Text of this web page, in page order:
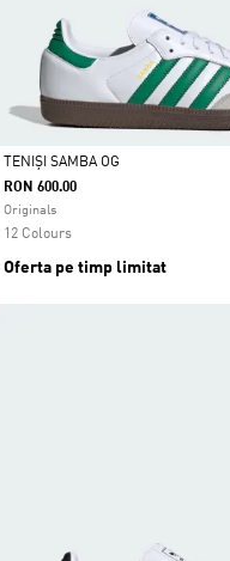
Da
TENIȘI SAMBA OG
RON 600.00
Originals
12 Colours
Oferta pe timp limitat